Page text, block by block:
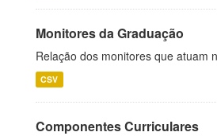
Monitores da Graduação
Relação dos monitores que atuam
CSV
Componentes Curriculares